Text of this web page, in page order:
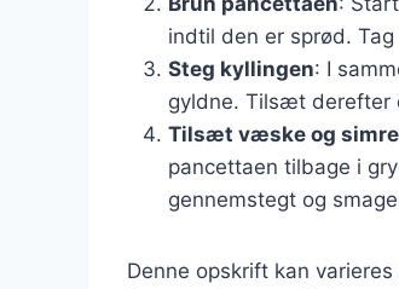
indtil den er sprød.
Steg kyllingen: I
gyldne. Tilsæt derefter
Tilsæt væske og simre
pancettaen tilbage i
gennemstegt og
Denne opskrift kan